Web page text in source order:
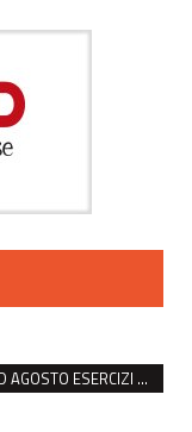
REGGIO, ARRIVA L’ORDINANZA ANTIALCOL: AD AGOSTO ESERCIZI DI VICINATO CHIUSI DALLE 22 ALLE 6